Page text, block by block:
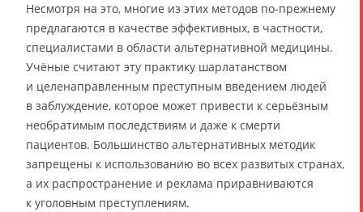
Несмотря на это, многие из этих методов по-прежнему
предлагаются в качестве эффективных, в частности,
специалистами в области альтернативной медицины.
Учёные считают эту практику шарлатанством
и целенаправленным преступным введением людей
в заблуждение, которое может привести к серьёзным
необратимым последствиям и даже к смерти
пациентов. Большинство альтернативных методик
запрещены к использованию во всех развитых странах,
а их распространение и реклама приравниваются
к уголовным преступлениям.